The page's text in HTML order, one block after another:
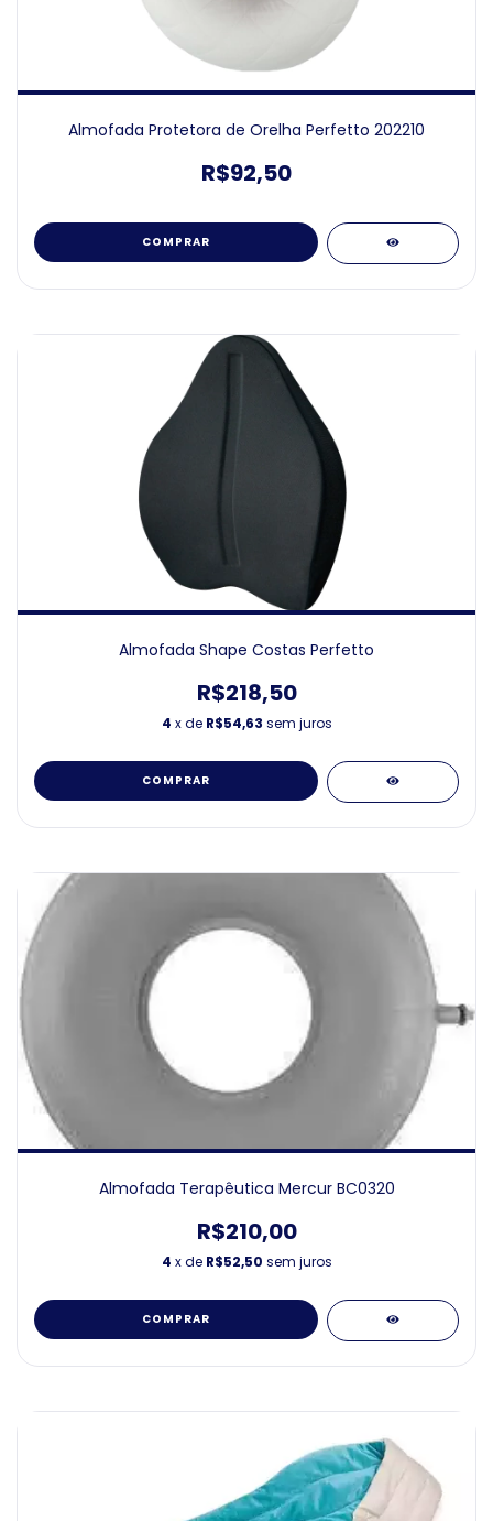
Almofada Protetora de Orelha Perfetto 202210
R$92,50
COMPRAR
Almofada Shape Costas Perfetto
R$218,50
4 x de R$54,63 sem juros
COMPRAR
Almofada Terapêutica Mercur BC0320
R$210,00
4 x de R$52,50 sem juros
COMPRAR